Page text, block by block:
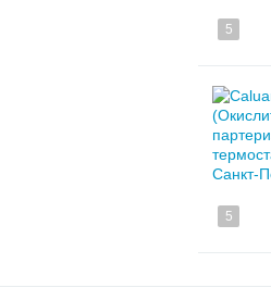
5
5